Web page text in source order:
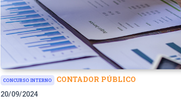
CONCURSO INTERNO CONTADOR PÚBLICO
20/09/2024